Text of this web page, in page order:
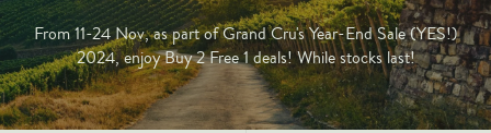
红酒
白葡萄酒
起泡酒
玫瑰葡萄酒
新品上架
评分90+系列
优质葡萄酒
From11-24 Nov, as part of Grand Cru's Year-End Sale (YES!)
2024, enjoy Buy 2 Free 1 deals! While stocks last!